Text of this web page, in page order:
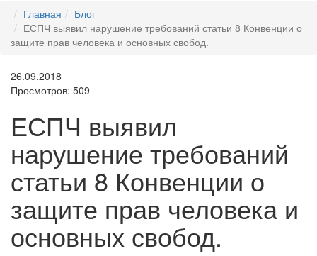
Главная
Блог
ЕСПЧ выявил нарушение требований статьи 8 Конвенции о
защите прав человека и основных свобод.
26.09.2018
Просмотров: 509
ЕСПЧ выявил
нарушение требований
статьи 8 Конвенции о
защите прав человека и
основных свобод.